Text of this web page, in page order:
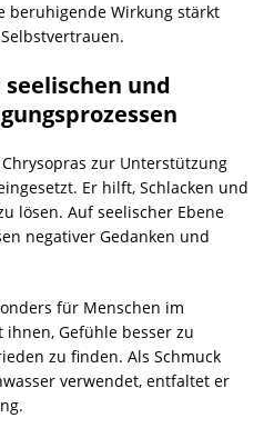
beruhigende Wirkung stärkt
und
zur Unterstützung
Er hilft, Schlacken und
lösen. Auf seelischer Ebene
negativer Gedanken und
für Menschen im
Gefühle besser zu
zu finden. Als Schmuck
verwendet, entfaltet er